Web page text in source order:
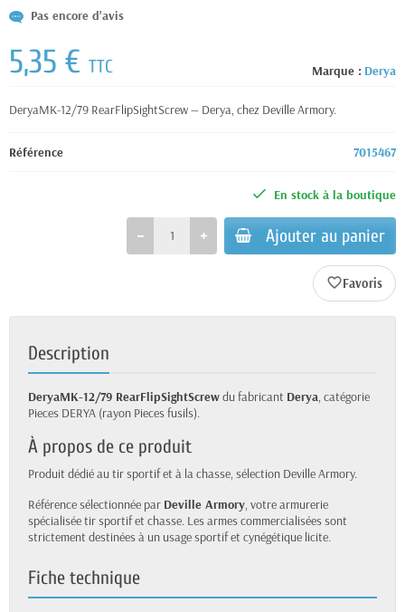
Pas encore d'avis
Marque : Derya
5,35 € TTC
DeryaMK-12/79 RearFlipSightScrew — Derya, chez Deville Armory.
Référence 7015467
En stock à la boutique
Ajouter au panier
favorite_border
Description
DeryaMK-12/79 RearFlipSightScrewdu fabricant Derya, catégorie
Pieces DERYA (rayon Pieces fusils).
À propos de ce produit
Produit dédié au tir sportif et à la chasse, sélection Deville Armory.
Référence sélectionnée par Deville Armory, votre armurerie
spécialisée tir sportif et chasse. Les armes commercialisées sont
strictement destinées à un usage sportif et cynégétique licite.
Fiche technique